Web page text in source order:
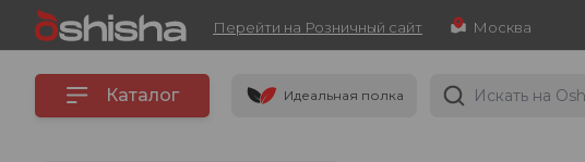
Перейти на Розничный сайт
Каталог Идеальная полка